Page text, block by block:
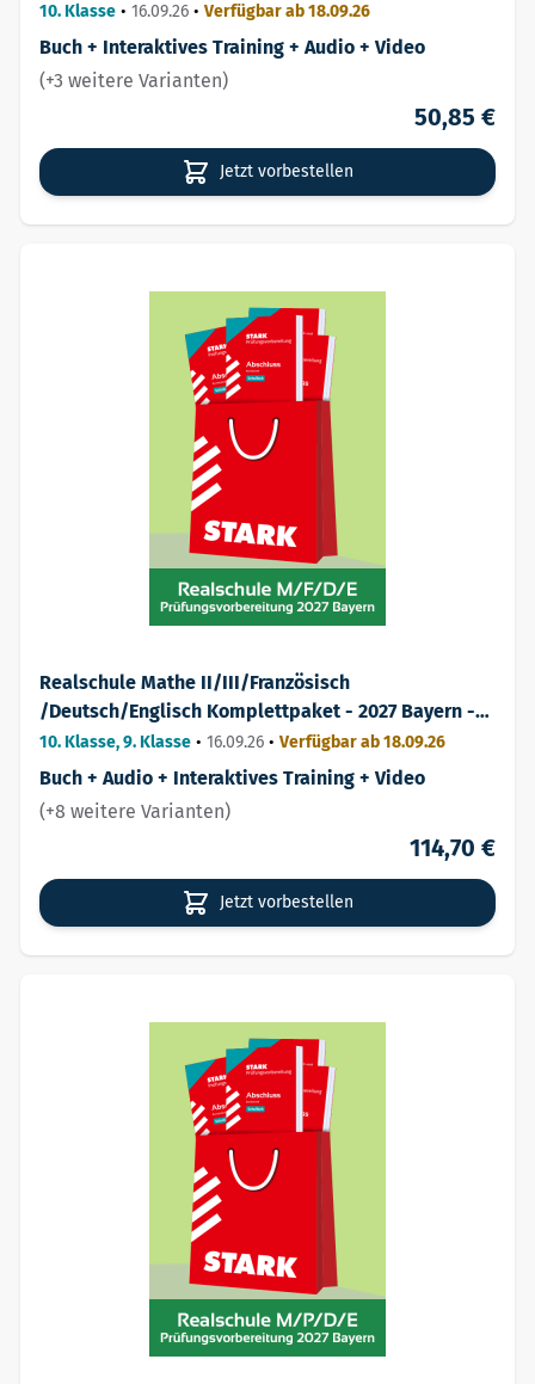
10. Klasse • 16.09.26 • Verfügbar ab 18.09.26
Buch + Interaktives Training + Audio + Video
(+3 weitere Varianten)
50,85 €
Jetzt vorbestellen
Realschule Mathe II/III/Französisch
/Deutsch/Englisch Komplettpaket - 2027 Bayern -
Prüfungsvorbereitung
10. Klasse, 9. Klasse • 16.09.26 • Verfügbar ab 18.09.26
Buch + Audio + Interaktives Training + Video
(+8 weitere Varianten)
114,70 €
Jetzt vorbestellen